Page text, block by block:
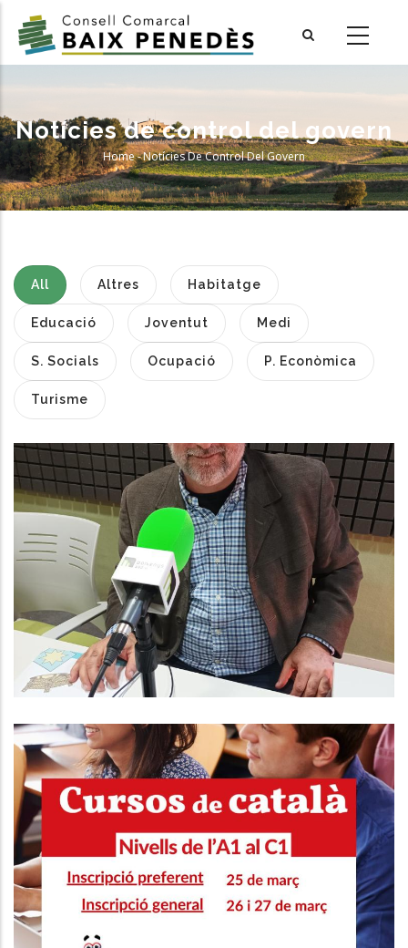
main
Notícies de control del govern
Breadcrumb
Home-Notícies De Control Del Govern
All Altres Habitatge
Educació Joventut Medi
S. Socials Ocupació P. Econòmica
Turisme
ENTREVISTA A DAVID PULIDO.
CONSELLER D'HISENDA I QUALITAT
DE SERVEIS AL CONSELL
COMARCAL
Altres
L'A1 AL C1
Educació